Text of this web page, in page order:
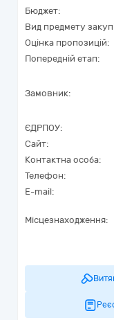
Бюджет:
Вид предмету
Оцінка пропозицій:
Попередній етап:
Замовник:
ЄДРПОУ:
Сайт:
Контактна особа:
Телефон:
E-mail:
Місцезнаходження: